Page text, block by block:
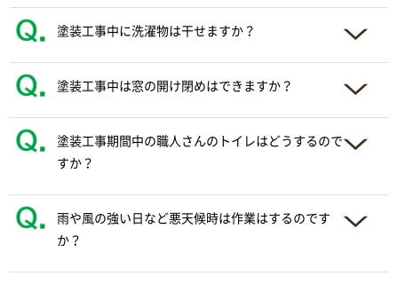
塗装工事中に洗濯物は干せますか？
塗装工事中は窓の開け閉めはできますか？
塗装工事期間中の職人さんのトイレはどうするので
すか？
雨や風の強い日など悪天候時は作業はするのです
か？